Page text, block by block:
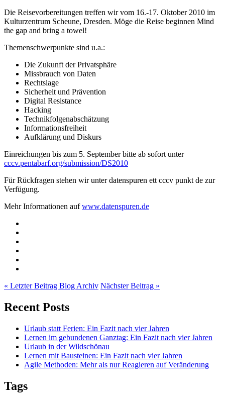
Die Reisevorbereitungen treffen wir vom 16.-17. Oktober 2010 im
Kulturzentrum Scheune, Dresden. Möge die Reise beginnen Mind
the gap and bring a towel!
Themenschwerpunkte sind u.a.:
Die Zukunft der Privatsphäre
Missbrauch von Daten
Rechtslage
Sicherheit und Prävention
Digital Resistance
Hacking
Technikfolgenabschätzung
Informationsfreiheit
Aufklärung und Diskurs
Einreichungen bis zum 5. September bitte ab sofort unter
cccv.pentabarf.org/submission/DS2010
Für Rückfragen stehen wir unter datenspuren ett cccv punkt de zur
Verfügung.
Mehr Informationen aufwww.datenspuren.de
« Letzter Beitrag Blog Archiv Nächster Beitrag »
Recent Posts
Urlaub statt Ferien: Ein Fazit nach vier Jahren
Lernen im gebundenen Ganztag: Ein Fazit nach vier Jahren
Urlaub in der Wildschönau
Lernen mit Bausteinen: Ein Fazit nach vier Jahren
Agile Methoden: Mehr als nur Reagieren auf Veränderung
Tags